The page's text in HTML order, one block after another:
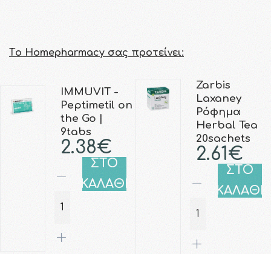
Τo Homepharmacy σας προτείνει:
IMMUVIT -
Peptimetil on
the Go |
9tabs
2.38€
ΣΤΟ
ΚΑΛΑΘΙ
Zarbis
Laxaney
Ρόφημα
Herbal Tea
20sachets
2.61€
ΣΤΟ
ΚΑΛΑΘΙ